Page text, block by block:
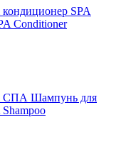
SPA
Conditioner
СПА Шампунь для